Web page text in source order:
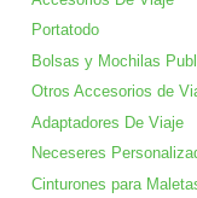
Portatodo
Bolsas y Mochilas
Otros Accesorios de
Adaptadores De Viaje
Neceseres
Cinturones para